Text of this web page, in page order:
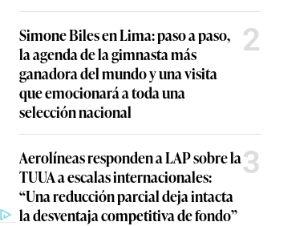
Simone Biles en Lima: paso a paso,
la agenda de la gimnasta más
ganadora del mundo y una visita
que emocionará a toda una
selección nacional
2
Aerolíneas responden a LAP sobre la
TUUA a escalas internacionales:
“Una reducción parcial deja intacta
la desventaja competitiva de fondo”
3